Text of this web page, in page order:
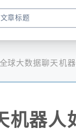
全球大数据聊天机
机器人